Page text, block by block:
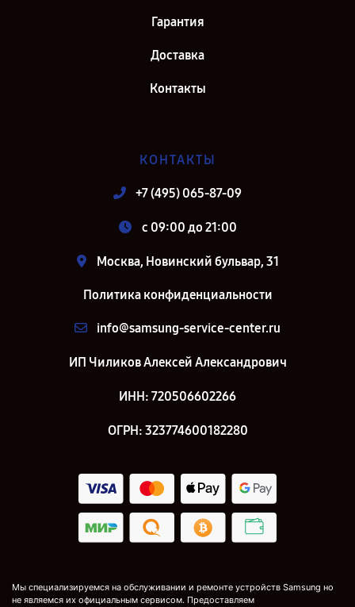
Гарантия
Доставка
Контакты
КОНТАКТЫ
+7 (495) 065-87-09
c 09:00 до 21:00
Москва, Новинский бульвар, 31
Политика конфиденциальности
info@samsung-service-center.ru
ИП Чиликов Алексей Александрович
ИНН: 720506602266
ОГРН: 323774600182280
Мы специализируемся на обслуживании и ремонте устройств Samsung но
не являемся их официальным сервисом. Предоставляем